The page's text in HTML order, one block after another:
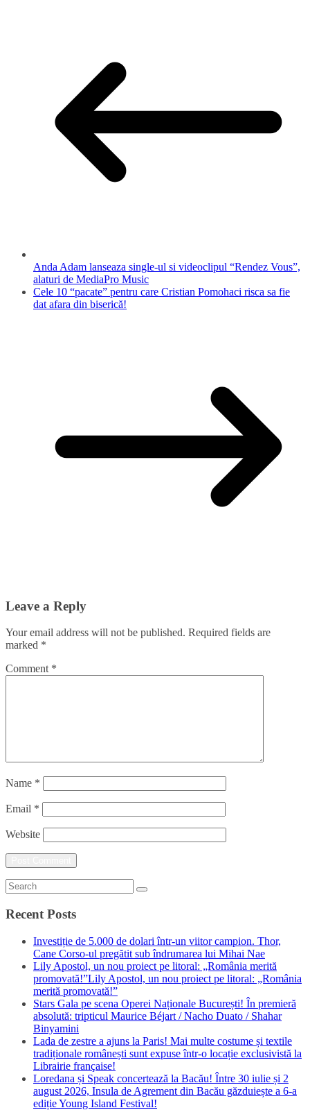
Anda Adam lanseaza single-ul si videoclipul “Rendez Vous”,
alaturi de MediaPro Music
Cele 10 “pacate” pentru care Cristian Pomohaci risca sa fie
dat afara din biserică!
Leave a Reply
Your email address will not be published. Required fields are
marked *
Comment *
Name *
Email *
Website
Recent Posts
Investiție de 5.000 de dolari într-un viitor campion. Thor,
Cane Corso-ul pregătit sub îndrumarea lui Mihai Nae
Lily Apostol, un nou proiect pe litoral: „România merită
promovată!”Lily Apostol, un nou proiect pe litoral: „România
merită promovată!”
Stars Gala pe scena Operei Naționale București! În premieră
absolută: tripticul Maurice Béjart / Nacho Duato / Shahar
Binyamini
Lada de zestre a ajuns la Paris! Mai multe costume și textile
tradiționale românești sunt expuse într-o locație exclusivistă la
Librairie française!
Loredana și Speak concertează la Bacău! Între 30 iulie și 2
august 2026, Insula de Agrement din Bacău găzduiește a 6-a
ediție Young Island Festival!